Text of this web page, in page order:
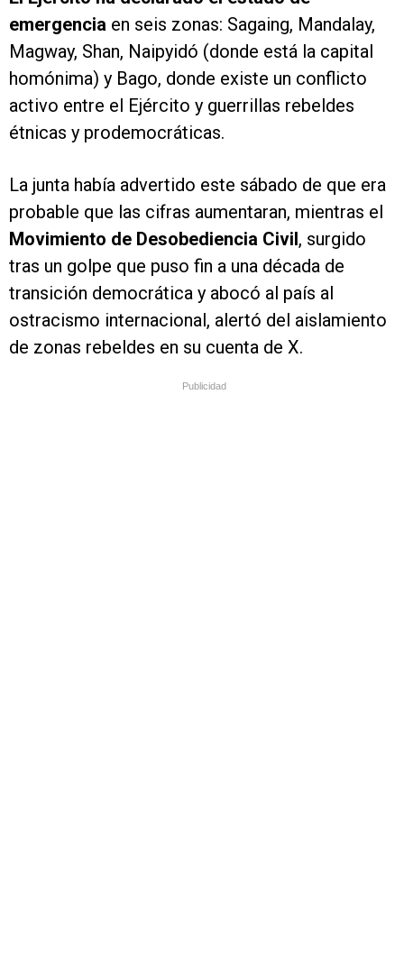
emergencia en seis zonas: Sagaing, Mandalay,
Magway, Shan, Naipyidó (donde está la capital
homónima) y Bago, donde existe un conflicto
activo entre el Ejército y guerrillas rebeldes
étnicas y prodemocráticas.
La junta había advertido este sábado de que era
probable que las cifras aumentaran, mientras el
Movimiento de Desobediencia Civil, surgido
tras un golpe que puso fin a una década de
transición democrática y abocó al país al
ostracismo internacional, alertó del aislamiento
de zonas rebeldes en su cuenta de X.
Publicidad